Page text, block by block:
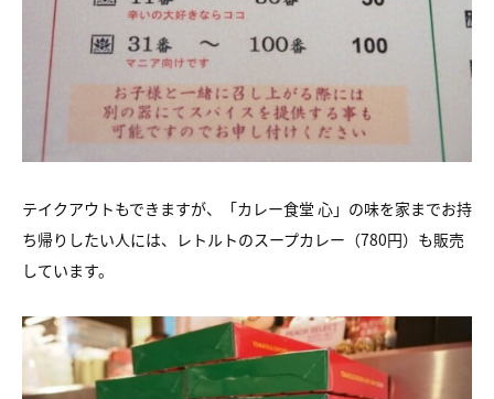
テイクアウトもできますが、「カレー食堂 心」の味を家までお持
ち帰りしたい人には、レトルトのスープカレー（780円）も販売
しています。